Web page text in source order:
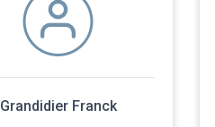
Grandidier Franck